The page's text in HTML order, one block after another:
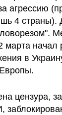
агрессию
4 страны).
марта начал
в
цензура,